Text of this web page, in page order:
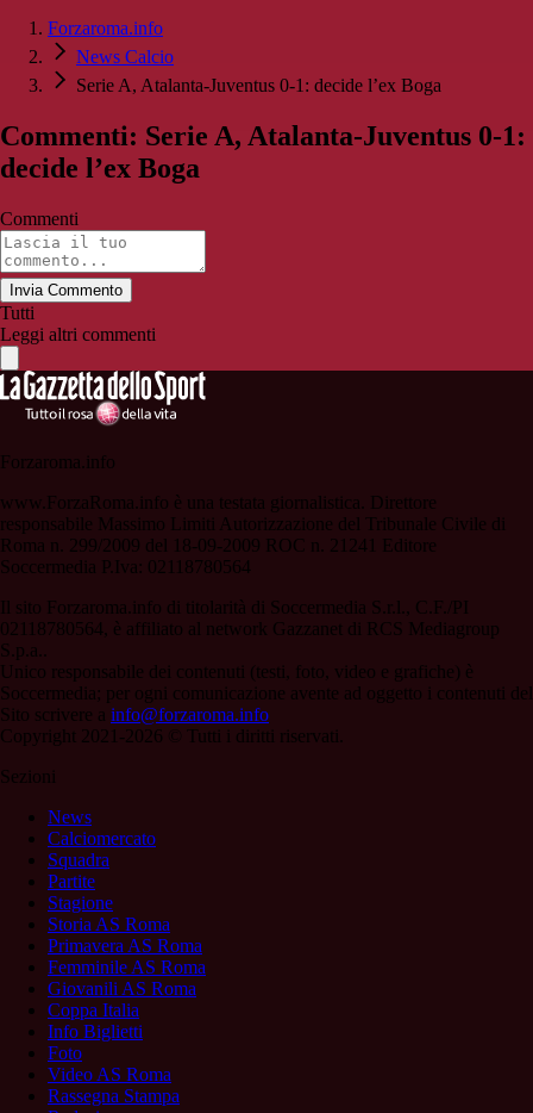
Forzaroma.info
News Calcio
Serie A, Atalanta-Juventus 0-1: decide l’ex Boga
Commenti: Serie A, Atalanta-Juventus 0-1:
decide l’ex Boga
Commenti
Invia Commento
Tutti
Leggi altri commenti
Forzaroma.info
www.ForzaRoma.info è una testata giornalistica. Direttore
responsabile Massimo Limiti Autorizzazione del Tribunale Civile di
Roma n. 299/2009 del 18-09-2009 ROC n. 21241 Editore
Soccermedia P.Iva: 02118780564
Il sito Forzaroma.info di titolarità di Soccermedia S.r.l., C.F./PI
02118780564, è affiliato al network Gazzanet di RCS Mediagroup
S.p.a..
Unico responsabile dei contenuti (testi, foto, video e grafiche) è
Soccermedia; per ogni comunicazione avente ad oggetto i contenuti del
Sito scrivere a info@forzaroma.info
Copyright 2021-2026 © Tutti i diritti riservati.
Sezioni
News
Calciomercato
Squadra
Partite
Stagione
Storia AS Roma
Primavera AS Roma
Femminile AS Roma
Giovanili AS Roma
Coppa Italia
Info Biglietti
Foto
Video AS Roma
Rassegna Stampa